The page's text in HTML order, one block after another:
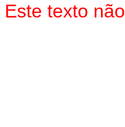
Este texto